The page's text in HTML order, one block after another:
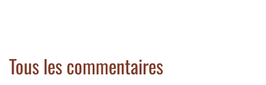
Tous les commentaires